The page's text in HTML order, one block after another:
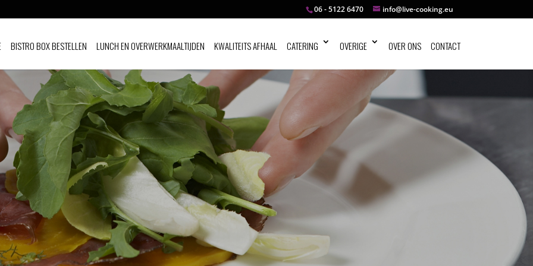
06 - 5122 6470 info@live-cooking.eu
BISTRO BOX BESTELLEN LUNCH EN OVERWERKMAALTIJDEN KWALITEITS AFHAAL CATERING OVERIGE OVER ONS CONTACT